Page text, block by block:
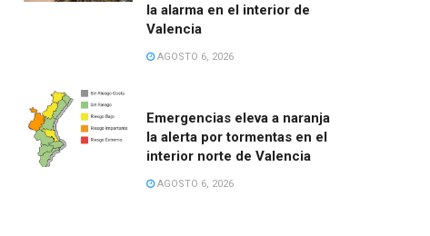
la alarma en el interior de
Valencia
AGOSTO 6, 2026
Emergencias eleva a naranja
la alerta por tormentas en el
interior norte de Valencia
AGOSTO 6, 2026